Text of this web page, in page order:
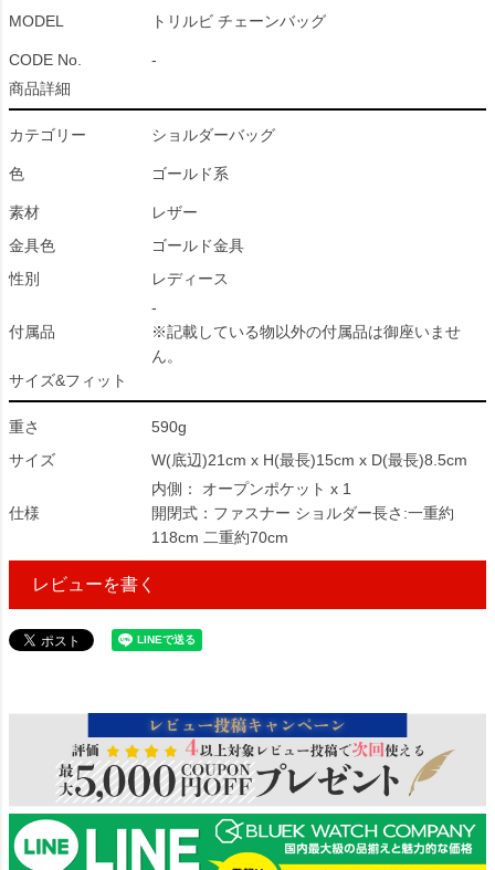
MODEL トリルビ チェーンバッグ
CODE No.
-
商品詳細
カテゴリー ショルダーバッグ
色 ゴールド系
素材
レザー
金具色
ゴールド金具
性別
レディース
付属品
-
※記載している物以外の付属品は御座いませ
ん。
サイズ&フィット
重さ
590g
サイズ
W(底辺)21cm x H(最長)15cm x D(最長)8.5cm
仕様
内側： オープンポケット x 1
開閉式：ファスナー ショルダー長さ:一重約
118cm 二重約70cm
レビューを書く